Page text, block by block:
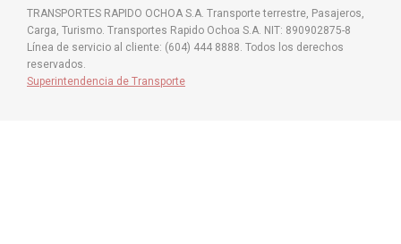
TRANSPORTES RAPIDO OCHOA S.A. Transporte terrestre, Pasajeros,
Carga, Turismo. Transportes Rapido Ochoa S.A. NIT: 890902875-8
Línea de servicio al cliente: (604) 444 8888. Todos los derechos
reservados.
Superintendencia de Transporte